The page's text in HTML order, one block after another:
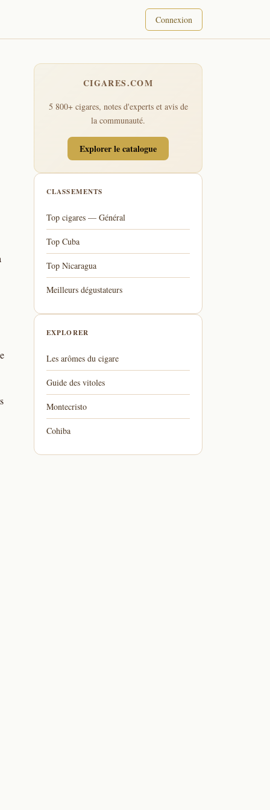
Connexion
CIGARES.COM
5 800+ cigares, notes d'experts et avis de
la communauté.
Explorer le catalogue
CLASSEMENTS
Top cigares — Général
Top Cuba
Top Nicaragua
Meilleurs dégustateurs
EXPLORER
Les arômes du cigare
Guide des vitoles
Montecristo
Cohiba